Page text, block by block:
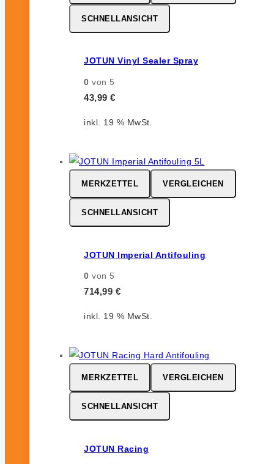
SCHNELLANSICHT
JOTUN Vinyl Sealer Spray
0 von 5
43,99 €
inkl. 19 % MwSt.
MERKZETTEL VERGLEICHEN
SCHNELLANSICHT
JOTUN Imperial Antifouling
0 von 5
714,99 €
inkl. 19 % MwSt.
MERKZETTEL VERGLEICHEN
SCHNELLANSICHT
JOTUN Racing